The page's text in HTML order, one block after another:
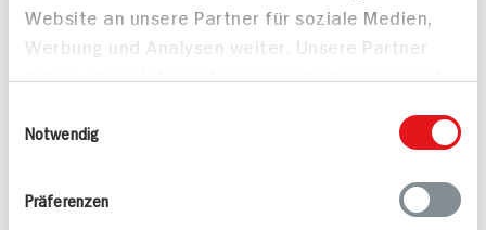
Website an unsere Partner für soziale Medien,
Werbung und Analysen weiter. Unsere Partner
bereitgestellt haben oder die sie im Rahmen
Notwendig
Präferenzen
Veganer Schokoladen-
85 min
Leicht
Vegane Bananen-
153 kcal p. Portion